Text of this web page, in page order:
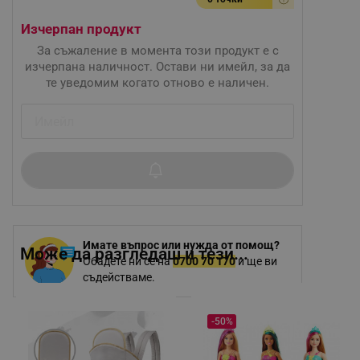
Имате въпрос или нужда от помощ?
Обадете ни се на0700 70 170и ще ви
съдействаме.
Изчерпан продукт
За съжаление в момента този продукт е с
изчерпана наличност. Остави ни имейл, за да
те уведомим когато отново е наличен.
Може да разгледаш и тези...
-50%